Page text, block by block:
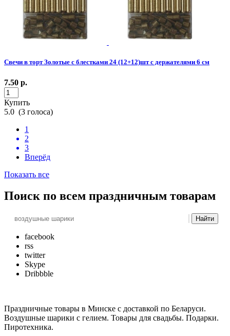
Свечи в торт Золотые с блестками 24 (12+12)шт с держателями 6 см
7.50 р.
Купить
5.0 (3 голоса)
1
2
3
Вперёд
Показать все
Поиск по всем праздничным товарам
Найти
facebook
rss
twitter
Skype
Dribbble
Праздничные товары в Минске с доставкой по Беларуси.
Воздушные шарики с гелием. Товары для свадьбы. Подарки.
Пиротехника.